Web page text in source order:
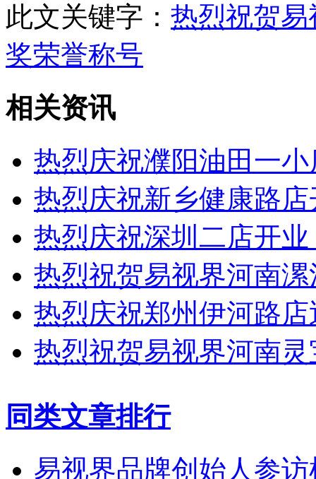
此文关键字： 热烈祝贺
奖荣誉称号
相关资讯
热烈庆祝濮阳油田一
热烈庆祝新乡健康路
热烈庆祝深圳二店开业
热烈祝贺易视界河南
热烈庆祝郑州伊河路
热烈祝贺易视界河南
同类文章排行
易视界品牌创始人参